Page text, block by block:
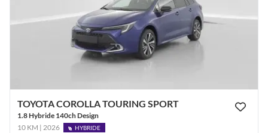
TOYOTA COROLLA TOURING SPORT
1.8 Hybride 140ch Design
10 KM | 2026
HYBRIDE